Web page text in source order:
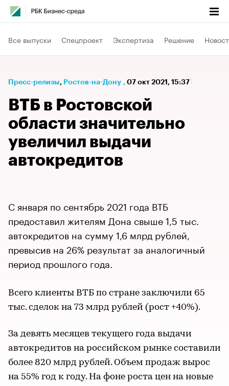
Все выпуски Спецпроект Экспертиза Решение
Пресс-релизы⁠, Ростов-на-Дону , 07 окт 2021, 15:37
ВТБ в Ростовской
области значительно
увеличил выдачи
автокредитов
С января по сентябрь 2021 года ВТБ
предоставил жителям Дона свыше 1,5 тыс.
автокредитов на сумму 1,6 млрд рублей,
превысив на 26% результат за аналогичный
период прошлого года.
Всего клиенты ВТБ по стране заключили 65
тыс. сделок на 73 млрд рублей (рост +40%).
За девять месяцев текущего года выдачи
автокредитов на российском рынке составили
более 820 млрд рублей. Объем продаж вырос
на 55% год к году. На фоне роста цен на новые